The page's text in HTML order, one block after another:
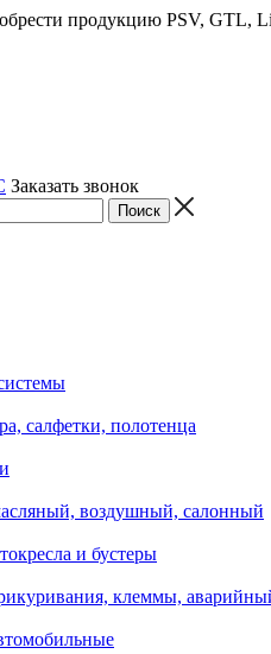
продукцию PSV, GTL,
Заказать звонок
салфетки, полотенца
воздушный, салонный
и бустеры
клеммы,